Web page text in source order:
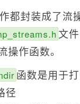
都封装成了流
文
操作函数。
函数是用于
径